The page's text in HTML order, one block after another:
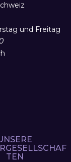
und Freitag
TEN